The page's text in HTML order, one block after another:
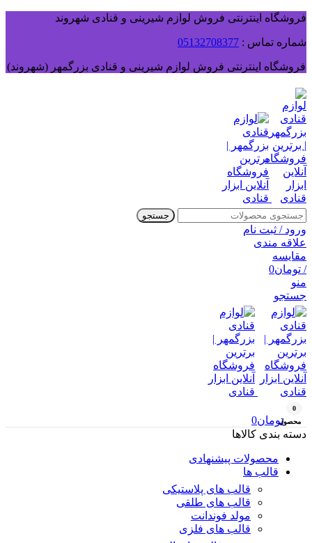
فروشگاه اینترنتی فروش لوازم شیرینی و قنادی شهروند
شماره تماس : 05132708377
فروشگاه اینترنتی فروش لوازم شیرینی و قنادی بزرگمهر (شهروند)
جستجو
ورود / ثبت نام
علاقه مندی
مقایسه
/ تومان0
منو
جستجو
0
محصولتومان0
دسته بندی کالاها
محصولات پیشنهادی
قالب ها
قالب های پلاستیکی
قالب های طلقی
مولد فوندانت
قالب های فلزی